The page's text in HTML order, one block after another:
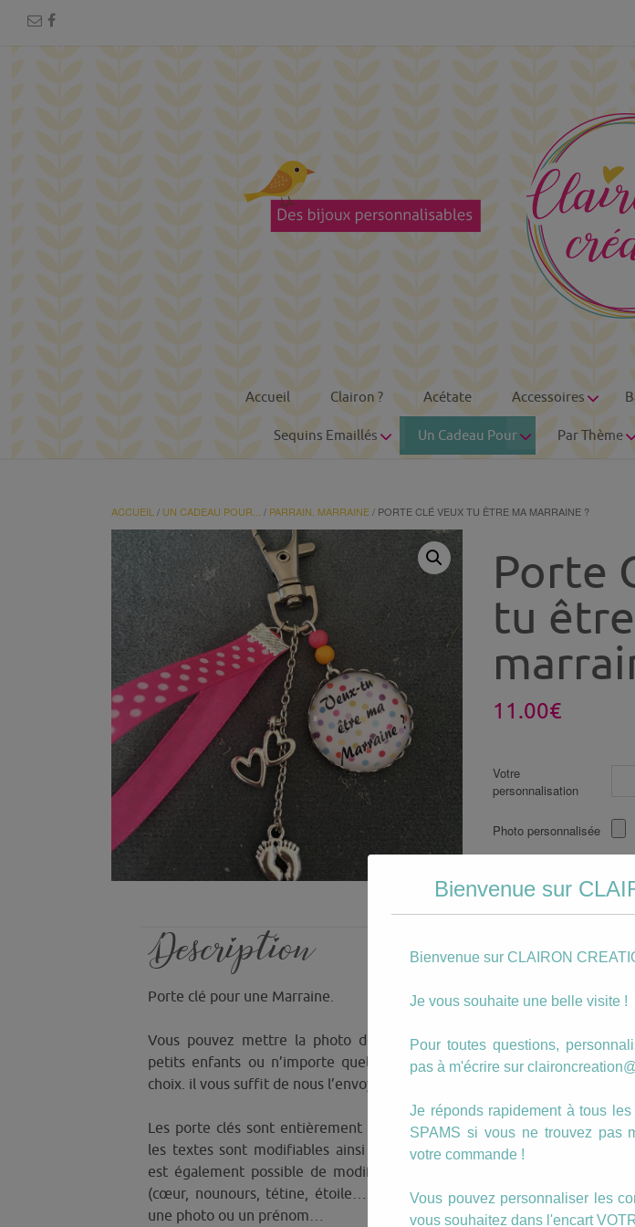
Accueil Clairon ? Acétate Accessoires
Sequins Emaillés Un Cadeau Pour Par Thème
ACCUEIL / UN CADEAU POUR... / PARRAIN, MARRAINE/ PORTE CLÉ VEUX TU ÊTRE MA MARRAINE ?
Porte
tu
11.00€
Votre
personnalisation
Photo personnalisée
quantité
de
Porte
veux
ma
?
Ajouter au
Étiquettes :marraine,
Description
Porte clé pour une Marraine.
Vous pouvez mettre la photo de vos enfants ou
petits enfants ou n’importe quel photos de votre
choix. il vous suffit de nous l’envoyer.
Les porte clés sont entièrement personnalisables :
les textes sont modifiables ainsi que les motifs. Il
est également possible de modifier les breloques
(cœur, nounours, tétine, étoile……) ou d’y insérer
une photo ou un prénom…
Bienvenue sur
Bienvenue sur CLAIRON
Je vous souhaite une belle visite !
Pour toutes questions,
pas à m'écrire sur
Je réponds rapidement à tous
SPAMS si vous ne trouvez pas
votre commande !
Vous pouvez personnaliser les
vous souhaitez dans l'encart